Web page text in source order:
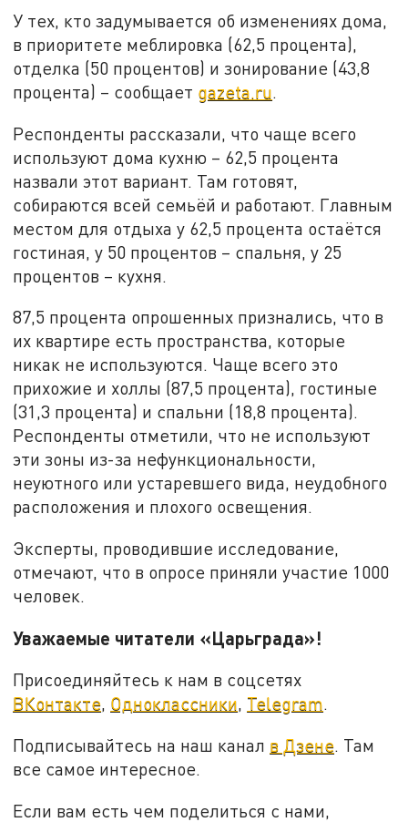
У тех, кто задумывается об изменениях дома,
в приоритете меблировка (62,5 процента),
отделка (50 процентов) и зонирование (43,8
процента) – сообщает gazeta.ru.
Респонденты рассказали, что чаще всего
используют дома кухню – 62,5 процента
назвали этот вариант. Там готовят,
собираются всей семьёй и работают. Главным
местом для отдыха у 62,5 процента остаётся
гостиная, у 50 процентов – спальня, у 25
процентов – кухня.
87,5 процента опрошенных признались, что в
их квартире есть пространства, которые
никак не используются. Чаще всего это
прихожие и холлы (87,5 процента), гостиные
(31,3 процента) и спальни (18,8 процента).
Респонденты отметили, что не используют
эти зоны из-за нефункциональности,
неуютного или устаревшего вида, неудобного
расположения и плохого освещения.
Эксперты, проводившие исследование,
отмечают, что в опросе приняли участие 1000
человек.
Уважаемые читатели «Царьграда»!
Присоединяйтесь к нам в соцсетях
ВКонтакте, Одноклассники, Telegram.
Подписывайтесь на наш канал в Дзене. Там
все самое интересное.
Если вам есть чем поделиться с нами,